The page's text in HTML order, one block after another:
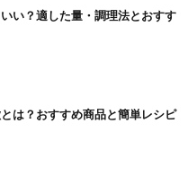
い？適した量・調理法とおすす
は？おすすめ商品と簡単レシピ